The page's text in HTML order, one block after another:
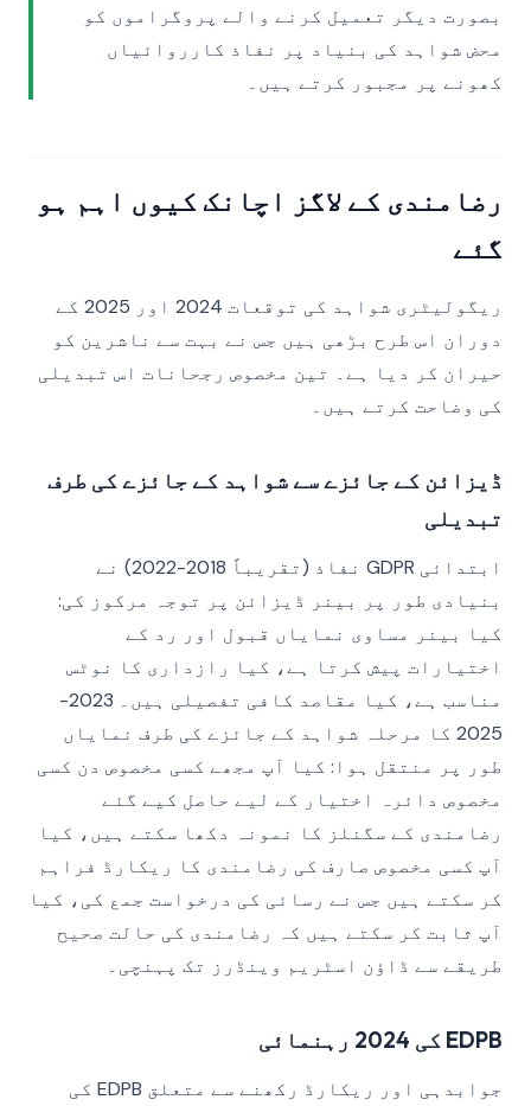
بصورت دیگر تعمیل کرنے والے پروگراموں کو
محض شواہد کی بنیاد پر نفاذ کارروائیاں
کھونے پر مجبور کرتے ہیں۔
رضامندی کے لاگز اچانک کیوں اہم ہو
گئے
ریگولیٹری شواہد کی توقعات 2024 اور 2025 کے
دوران اس طرح بڑھی ہیں جس نے بہت سے ناشرین کو
حیران کر دیا ہے۔ تین مخصوص رجحانات اس تبدیلی
کی وضاحت کرتے ہیں۔
ڈیزائن کے جائزے سے شواہد کے جائزے کی طرف
تبدیلی
ابتدائی GDPR نفاذ (تقریباً 2018-2022) نے
بنیادی طور پر بینر ڈیزائن پر توجہ مرکوز کی:
کیا بینر مساوی نمایاں قبول اور رد کے
اختیارات پیش کرتا ہے، کیا رازداری کا نوٹس
مناسب ہے، کیا مقاصد کافی تفصیلی ہیں۔ 2023-
2025 کا مرحلہ شواہد کے جائزے کی طرف نمایاں
طور پر منتقل ہوا: کیا آپ مجھے کسی مخصوص دن کسی
مخصوص دائرہ اختیار کے لیے حاصل کیے گئے
رضامندی کے سگنلز کا نمونہ دکھا سکتے ہیں، کیا
آپ کسی مخصوص صارف کی رضامندی کا ریکارڈ فراہم
کر سکتے ہیں جس نے رسائی کی درخواست جمع کی، کیا
آپ ثابت کر سکتے ہیں کہ رضامندی کی حالت صحیح
طریقے سے ڈاؤن اسٹریم وینڈرز تک پہنچی۔
EDPB کی 2024 رہنمائی
جوابدہی اور ریکارڈ رکھنے سے متعلق EDPB کی